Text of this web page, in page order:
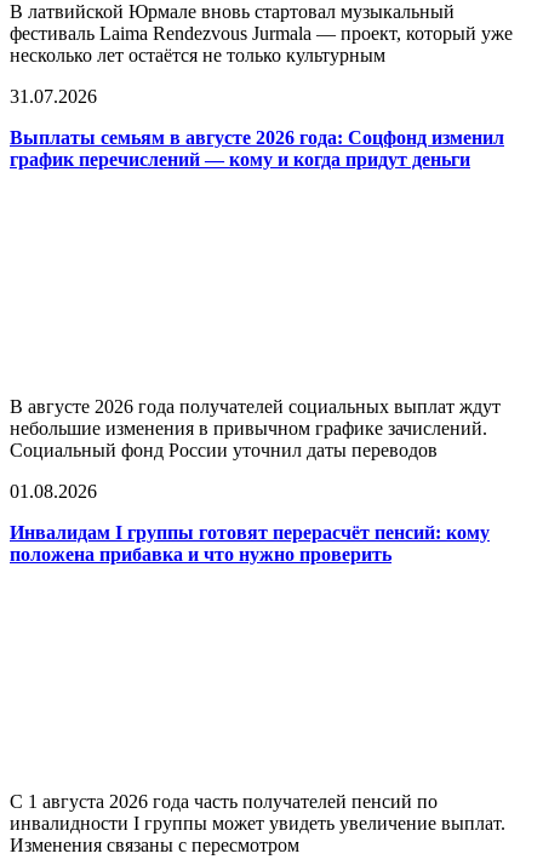
В латвийской Юрмале вновь стартовал музыкальный
фестиваль Laima Rendezvous Jurmala — проект, который уже
несколько лет остаётся не только культурным
31.07.2026
Выплаты семьям в августе 2026 года: Соцфонд изменил
график перечислений — кому и когда придут деньги
В августе 2026 года получателей социальных выплат ждут
небольшие изменения в привычном графике зачислений.
Социальный фонд России уточнил даты переводов
01.08.2026
Инвалидам I группы готовят перерасчёт пенсий: кому
положена прибавка и что нужно проверить
С 1 августа 2026 года часть получателей пенсий по
инвалидности I группы может увидеть увеличение выплат.
Изменения связаны с пересмотром